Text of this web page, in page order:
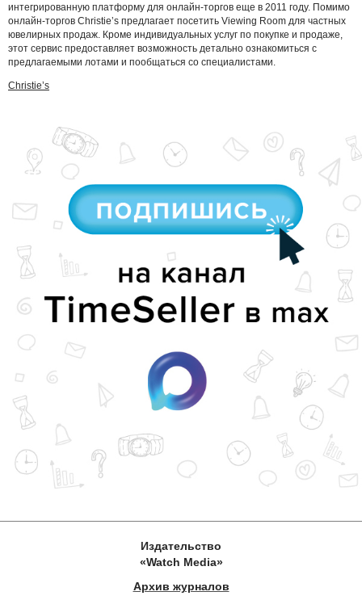
интегрированную платформу для онлайн-торгов еще в 2011 году. Помимо
онлайн-торгов Christie’s предлагает посетить Viewing Room для частных
ювелирных продаж. Кроме индивидуальных услуг по покупке и продаже,
этот сервис предоставляет возможность детально ознакомиться с
предлагаемыми лотами и пообщаться со специалистами.
Christie’s
Издательство
«Watch Media»
Архив журналов